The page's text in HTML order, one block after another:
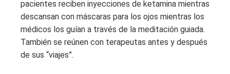
pacientes reciben inyecciones de ketamina mientras
descansan con máscaras para los ojos mientras los
médicos los guían a través de la meditación guiada.
También se reúnen con terapeutas antes y después
de sus “viajes”.